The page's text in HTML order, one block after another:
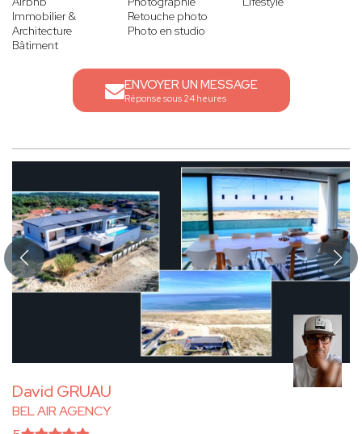
Immobilier &
Architecture
Bâtiment
Retouche photo
Photo en studio
ENVOYER UN MESSAGE
Réponse sous 24 heures
David GRUAU
BEL AIR AGENCY